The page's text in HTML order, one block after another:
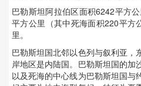
巴勒斯坦阿拉伯区面积6242平方
平方公里（其中死海面积220平方
里。
巴勒斯坦国北邻以色列与叙利亚，
岸地区是内陆国。巴勒斯坦国的加
以及死海的中心线为巴勒斯坦国与